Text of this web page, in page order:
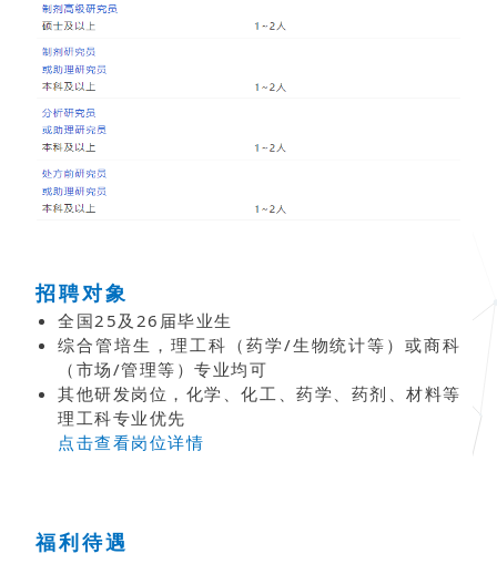
招聘对象
全国25及26届毕业生
综合管培生，理工科（药学/生物统计等）或商科
（市场/管理等）专业均可
其他研发岗位，化学、化工、药学、药剂、材料等
理工科专业优先
点击查看岗位详情
福利待遇